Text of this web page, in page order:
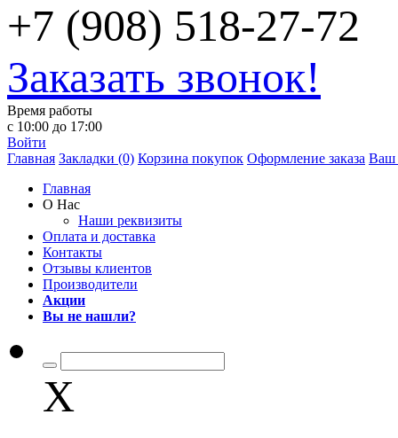
+7 (908) 518-27-72
Заказать звонок!
Время работы
с 10:00 до 17:00
Войти
Главная Закладки (0) Корзина покупок Оформление заказа Ваш
Главная
О Нас
Наши реквизиты
Оплата и доставка
Контакты
Отзывы клиентов
Производители
Акции
Вы не нашли?
X